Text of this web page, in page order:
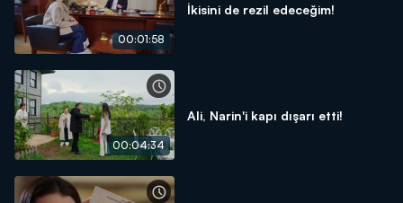
00:01:58
İkisini de rezil edeceğim!
00:04:34
Ali, Narin'i kapı dışarı etti!